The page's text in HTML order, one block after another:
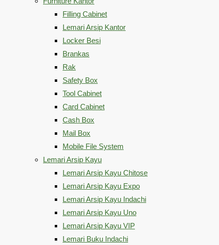
Filling Cabinet
Lemari Arsip Kantor
Locker Besi
Brankas
Rak
Safety Box
Tool Cabinet
Card Cabinet
Cash Box
Mail Box
Mobile File System
Lemari Arsip Kayu
Lemari Arsip Kayu Chitose
Lemari Arsip Kayu Expo
Lemari Arsip Kayu Indachi
Lemari Arsip Kayu Uno
Lemari Arsip Kayu VIP
Lemari Buku Indachi